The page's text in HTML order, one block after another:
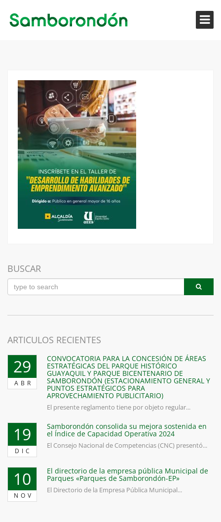
BUSCAR
ARTICULOS RECIENTES
29
ABR
CONVOCATORIA PARA LA CONCESIÓN DE ÁREAS
ESTRATÉGICAS DEL PARQUE HISTÓRICO
GUAYAQUIL Y PARQUE BICENTENARIO DE
SAMBORONDÓN (ESTACIONAMIENTO GENERAL Y
PUNTOS ESTRATÉGICOS PARA
APROVECHAMIENTO PUBLICITARIO)
El presente reglamento tiene por objeto regular...
19
DIC
Samborondón consolida su mejora sostenida en
el Índice de Capacidad Operativa 2024
El Consejo Nacional de Competencias (CNC) presentó...
10
NOV
El directorio de la empresa pública Municipal de
Parques «Parques de Samborondón-EP»
El Directorio de la Empresa Pública Municipal...